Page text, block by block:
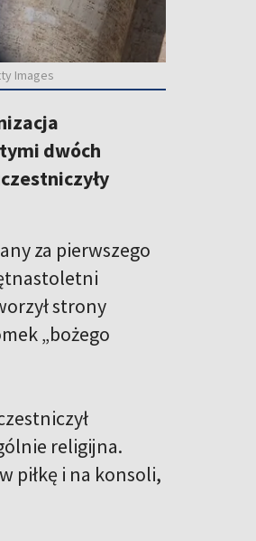
Images
dwóch
za pierwszego
strony
„bożego
religijna.
piłkę i na konsoli,